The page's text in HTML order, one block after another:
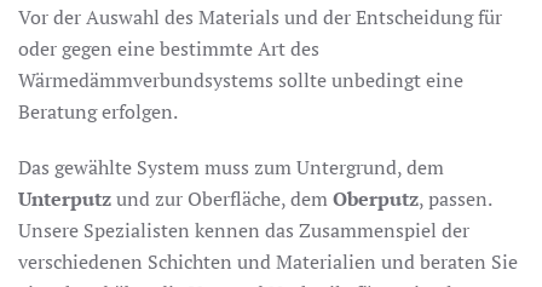
Vor der Auswahl des Materials und der Entscheidung für
oder gegen eine bestimmte Art des
Wärmedämmverbundsystems sollte unbedingt eine
Beratung erfolgen.
Das gewählte System muss zum Untergrund, dem
Unterputzund zur Oberfläche, demOberputz, passen.
Unsere Spezialisten kennen das Zusammenspiel der
verschiedenen Schichten und Materialien und beraten Sie